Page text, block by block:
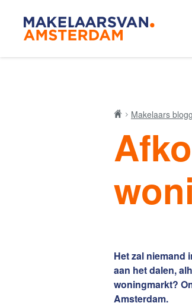
De Amsterdamse
Redactie Makelaars
Makelaars
Het zal niemand
aan het dalen,
woningmarkt?
Amsterdam.